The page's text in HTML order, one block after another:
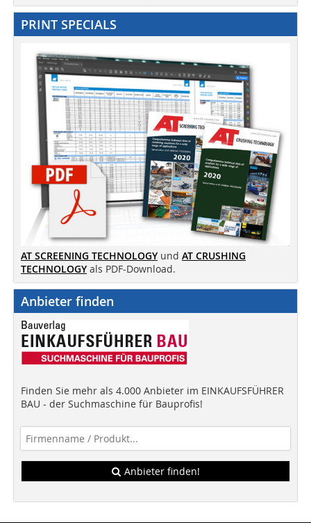
PRINT SPECIALS
AT SCREENING TECHNOLOGY und AT CRUSHING
TECHNOLOGY als PDF-Download.
Anbieter finden
Finden Sie mehr als 4.000 Anbieter im EINKAUFSFÜHRER
BAU - der Suchmaschine für Bauprofis!
Anbieter finden!